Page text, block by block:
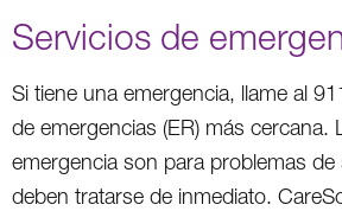
Servicios de
Si tiene una emergencia, llame al
de emergencias (ER) más cercana.
emergencia son para problemas
deben tratarse de inmediato.